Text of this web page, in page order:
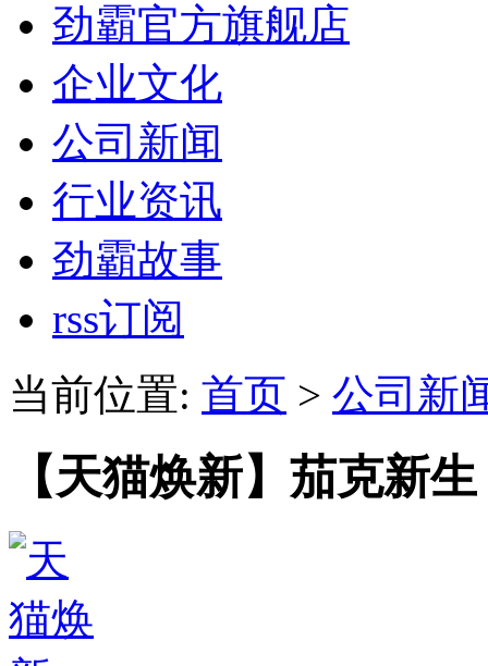
劲霸官方旗舰店
企业文化
公司新闻
行业资讯
劲霸故事
rss订阅
当前位置: 首页 > 公司新
【天猫焕新】茄克新